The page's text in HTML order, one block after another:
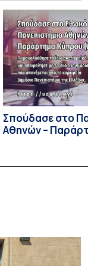
Σε αυτόν
135
συμμετείχαν
το Αριστοτέλειο
Σπούδασε στο
Αθηνών –